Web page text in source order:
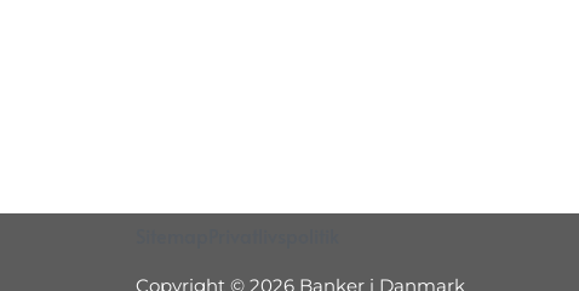
Copyright © 2026 Banker i Danmark